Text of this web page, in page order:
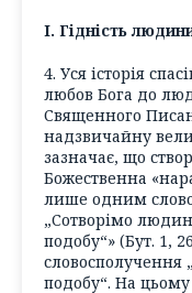
I. Гідність
4. Уся історія
любов Бога до
Священного
надзвичайну
зазначає, що
Божественна
лише одним
„Сотворімо
подобу“» (Бут. 1,
словосполучення
подобу“. На цьому